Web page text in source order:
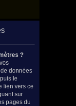
?
données
le
lien vers ce
sur
pages du